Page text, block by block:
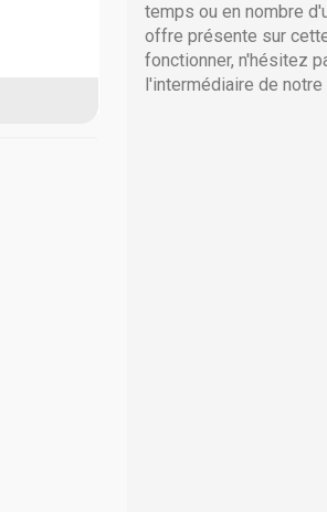
temps ou en nombre
offre présente sur
fonctionner, n'hésitez
l'intermédiaire de